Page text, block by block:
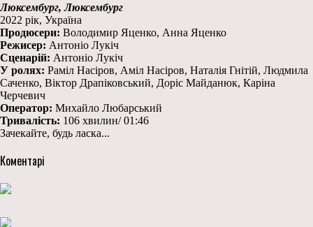
Люксембург, Люксембург
2022 рік, Україна
Продюсери: Володимир Яценко, Анна Яценко
Режисер: Антоніо Лукіч
Сценарій: Антоніо Лукіч
У ролях: Раміл Насіров, Аміл Насіров, Наталія Гнітій, Людмила
Саченко, Віктор Драпіковський, Доріс Майданюк, Каріна
Черчевич
Оператор: Михайло Любарський
Тривалість: 106 хвилин/ 01:46
Зачекайте, будь ласка...
Коментарі